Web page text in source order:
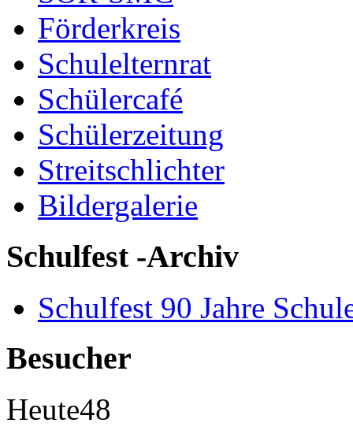
Förderkreis
Schulelternrat
Schülercafé
Schülerzeitung
Streitschlichter
Bildergalerie
Schulfest -Archiv
Schulfest 90 Jahre
Besucher
Heute48